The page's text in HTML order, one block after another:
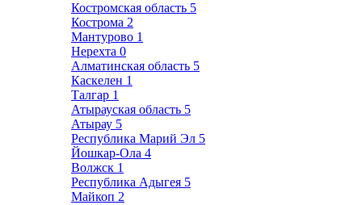
Костромская область 5
Кострома 2
Мантурово 1
Нерехта 0
Алматинская область 5
Каскелен 1
Талгар 1
Атырауская область 5
Атырау 5
Республика Марий Эл 5
Йошкар-Ола 4
Волжск 1
Республика Адыгея 5
Майкоп 2